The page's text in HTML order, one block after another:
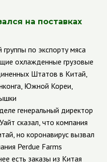
на поставках
по экспорту мяса
охлажденные грузовые
Штатов в Китай,
Южной Кореи,
генеральный директор
сказал, что компания
но коронавирус вызвал
Perdue Farms
есть заказы из Китая